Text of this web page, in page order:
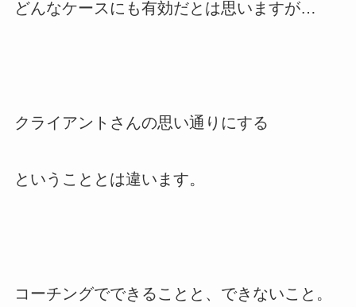
どんなケースにも有効だとは思いますが…
クライアントさんの思い通りにする
ということとは違います。
コーチングでできることと、できないこと。